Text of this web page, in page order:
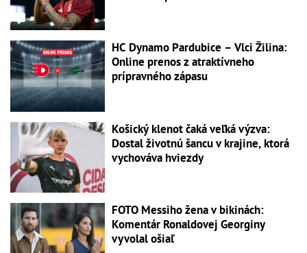
HC Dynamo Pardubice – Vlci Žilina:
Online prenos z atraktívneho
prípravného zápasu
Košický klenot čaká veľká výzva:
Dostal životnú šancu v krajine, ktorá
vychováva hviezdy
FOTO Messiho žena v bikinách:
Komentár Ronaldovej Georginy
vyvolal ošiaľ